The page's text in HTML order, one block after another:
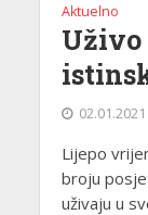
Aktuelno
Uživo
02.01.2021
Lijepo
broju
uživaju u